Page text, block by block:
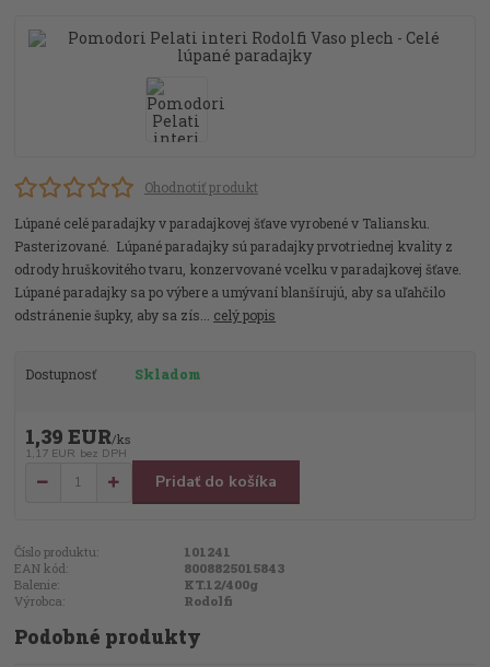
Ohodnotiť produkt
Lúpané celé paradajky v paradajkovej šťave vyrobené v Taliansku.
Pasterizované. Lúpané paradajky sú paradajky prvotriednej kvality z
odrody hruškovitého tvaru, konzervované vcelku v paradajkovej šťave.
Lúpané paradajky sa po výbere a umývaní blanšírujú, aby sa uľahčilo
odstránenie šupky, aby sa zís... celý popis
Dostupnosť Skladom
1,39 EUR/ks
1,17 EUR bez DPH
Pridať do košíka
Číslo produktu:
101241
EAN kód:
8008825015843
Balenie:
KT.12/400g
Výrobca:
Rodolfi
Podobné produkty